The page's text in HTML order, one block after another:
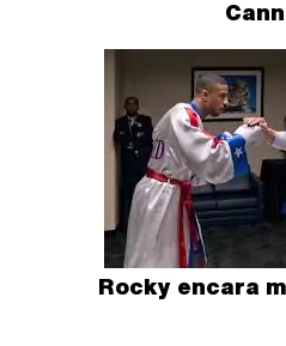
Rocky encara